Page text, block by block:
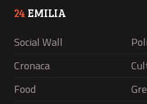
24 EMILIA
Social Wall
Cronaca
Food